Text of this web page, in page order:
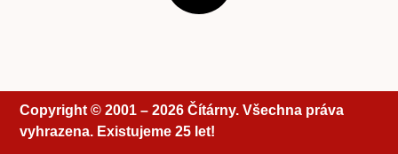
Copyright © 2001 – 2026 Čítárny. Všechna práva
vyhrazena. Existujeme 25 let!